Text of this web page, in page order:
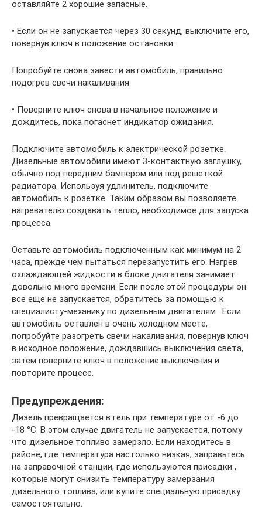
оставляйте 2 хорошие запасные.
• Если он не запускается через 30 секунд, выключите его,
повернув ключ в положение остановки.
Попробуйте снова завести автомобиль, правильно
подогрев свечи накаливания
• Поверните ключ снова в начальное положение и
дождитесь, пока погаснет индикатор ожидания.
Подключите автомобиль к электрической розетке.
Дизельные автомобили имеют 3-контактную заглушку,
обычно под передним бампером или под решеткой
радиатора. Используя удлинитель, подключите
автомобиль к розетке. Таким образом вы позволяете
нагревателю создавать тепло, необходимое для запуска
процесса.
Оставьте автомобиль подключенным как минимум на 2
часа, прежде чем пытаться перезапустить его. Нагрев
охлаждающей жидкости в блоке двигателя занимает
довольно много времени. Если после этой процедуры он
все еще не запускается, обратитесь за помощью к
специалисту-механику по дизельным двигателям . Если
автомобиль оставлен в очень холодном месте,
попробуйте разогреть свечи накаливания, повернув ключ
в исходное положение, дождавшись выключения света,
затем поверните ключ в положение выключения и
повторите процесс.
Предупреждения:
Дизель превращается в гель при температуре от -6 до
-18 °С. В этом случае двигатель не запускается, потому
что дизельное топливо замерзло. Если находитесь в
районе, где температура настолько низкая, заправьтесь
на заправочной станции, где используются присадки ,
которые могут снизить температуру замерзания
дизельного топлива, или купите специальную присадку
самостоятельно.